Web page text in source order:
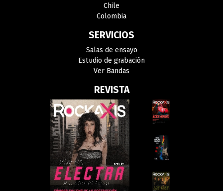
Chile
Colombia
SERVICIOS
Salas de ensayo
Estudio de grabación
Ver Bandas
REVISTA